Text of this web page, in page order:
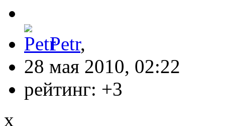
Petr,
28 мая 2010, 02:22
рейтинг: +3
x